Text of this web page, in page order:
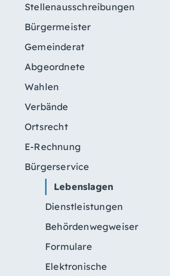
Stellenausschreibungen
Bürgermeister
Gemeinderat
Abgeordnete
Wahlen
Verbände
Ortsrecht
E-Rechnung
Bürgerservice
Lebenslagen
Dienstleistungen
Behördenwegweiser
Formulare
Elektronische